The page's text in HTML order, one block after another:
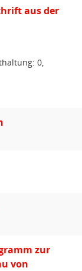
aus der
0,
zur
von